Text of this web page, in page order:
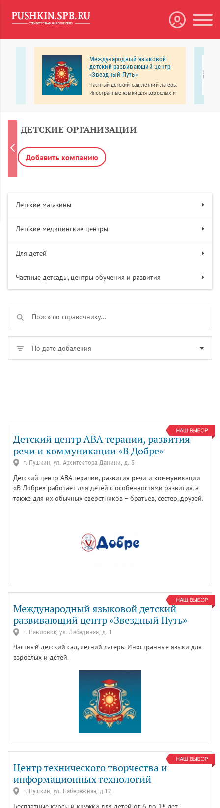
Международный языковой
детский развивающий центр
«Звездный Путь»
Частный детский сад, летний лагерь.
Иностранные языки для взрослых и
ДЕТСКИЕ ОРГАНИЗАЦИИ
Добавить компанию
Детский центр АВА терапии, развития
речи и коммуникации «В Добре»
г. Пушкин, ул. Архитектора Данини, д. 5
Детский центр АВА терапии, развития речи и коммуникации
«В Добре» работает для детей с особенностями развития, а
также для их обычных сверстников – братьев, сестер, друзей.
Международный языковой детский
развивающий центр «Звездный Путь»
г. Павловск, ул. Лебединая, д. 1
Частный детский сад, летний лагерь. Иностранные языки для
взрослых и детей.
Центр технического творчества и
информационных технологий
г. Пушкин, ул. Набережная, д.12
Бесплатные курсы и кружки для детей от 6 до 18 лет.
Детские магазины
Детские медицинские центры
Для детей
Частные детсады, центры обучения и развития
По дате добаления